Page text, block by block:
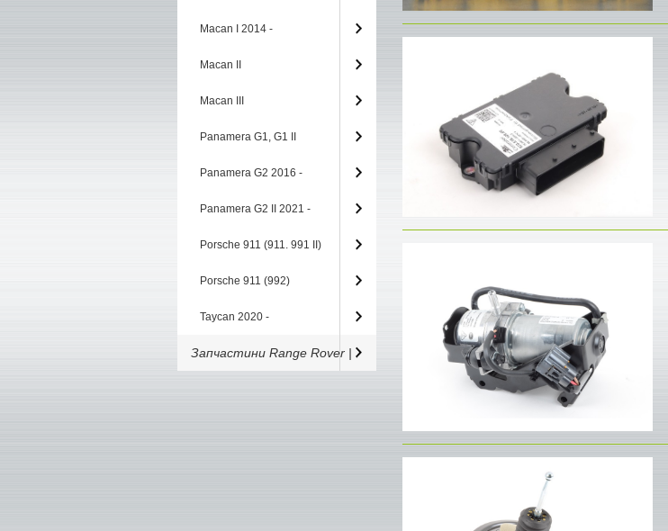
Macan I 2014 -
Macan II
Macan III
Panamera G1, G1 II
Panamera G2 2016 -
Panamera G2 II 2021 -
Porsche 911 (911. 991 II)
Porsche 911 (992)
Taycan 2020 -
Запчастини Range Rover |